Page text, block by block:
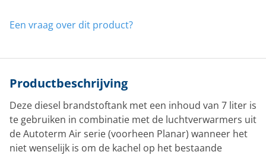
Een vraag over dit product?
Productbeschrijving
Deze diesel brandstoftank met een inhoud van 7 liter is
te gebruiken in combinatie met de luchtverwarmers uit
de Autoterm Air serie (voorheen Planar) wanneer het
niet wenselijk is om de kachel op het bestaande